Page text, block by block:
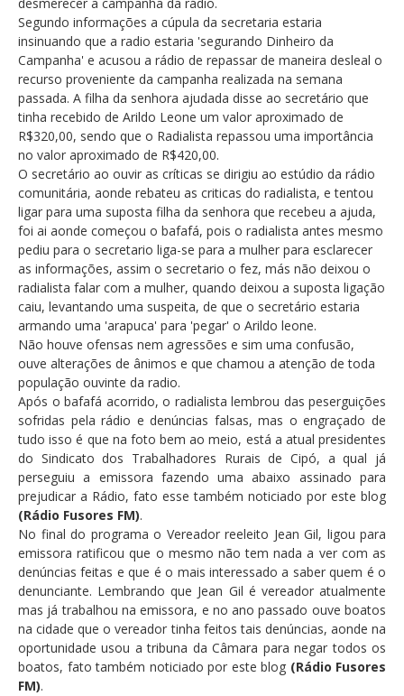
desmerecer a campanha da rádio.
Segundo informações a cúpula da secretaria estaria
insinuando que a radio estaria 'segurando Dinheiro da
Campanha' e acusou a rádio de repassar de maneira desleal o
recurso proveniente da campanha realizada na semana
passada. A filha da senhora ajudada disse ao secretário que
tinha recebido de Arildo Leone um valor aproximado de
R$320,00, sendo que o Radialista repassou uma importância
no valor aproximado de R$420,00.
O secretário ao ouvir as críticas se dirigiu ao estúdio da rádio
comunitária, aonde rebateu as criticas do radialista, e tentou
ligar para uma suposta filha da senhora que recebeu a ajuda,
foi ai aonde começou o bafafá, pois o radialista antes mesmo
pediu para o secretario liga-se para a mulher para esclarecer
as informações, assim o secretario o fez, más não deixou o
radialista falar com a mulher, quando deixou a suposta ligação
caiu, levantando uma suspeita, de que o secretário estaria
armando uma 'arapuca' para 'pegar' o Arildo leone.
Não houve ofensas nem agressões e sim uma confusão,
ouve alterações de ânimos e que chamou a atenção de toda
população ouvinte da radio.
Após o bafafá acorrido, o radialista lembrou das peserguições
sofridas pela rádio e denúncias falsas, mas o engraçado de
tudo isso é que na foto bem ao meio, está a atual presidentes
do Sindicato dos Trabalhadores Rurais de Cipó, a qual já
perseguiu a emissora fazendo uma abaixo assinado para
prejudicar a Rádio, fato esse também noticiado por este blog
(Rádio Fusores FM).
No final do programa o Vereador reeleito Jean Gil, ligou para
emissora ratificou que o mesmo não tem nada a ver com as
denúncias feitas e que é o mais interessado a saber quem é o
denunciante. Lembrando que Jean Gil é vereador atualmente
mas já trabalhou na emissora, e no ano passado ouve boatos
na cidade que o vereador tinha feitos tais denúncias, aonde na
oportunidade usou a tribuna da Câmara para negar todos os
boatos, fato também noticiado por este blog (Rádio Fusores
FM).